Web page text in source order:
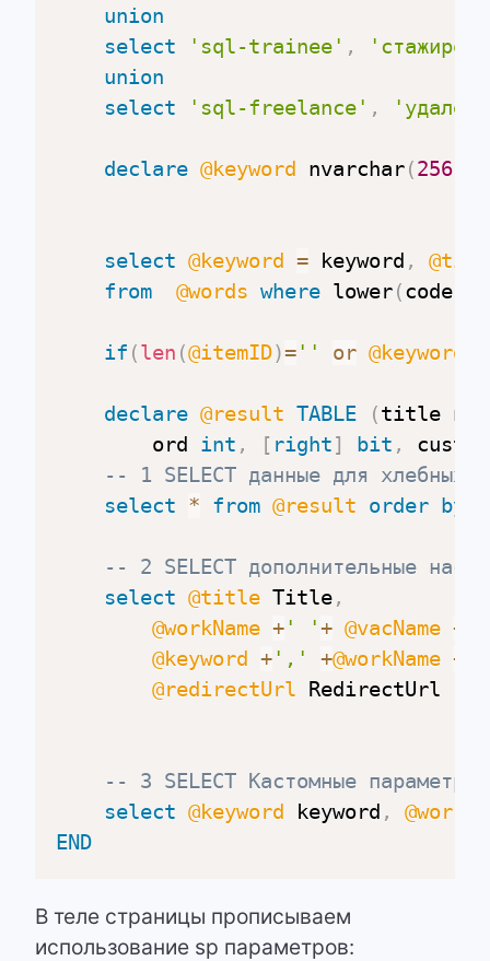
union
select
'sql-trainee' ,
union
select
'sql-freelance' ,
declare @keyword nvarchar(256
select @keyword = keyword ,
from
@words where lower(code
if (len (@itemID)='' or @keyword
declare @result TABLE (title
		ord
int , [ right] bit ,
-- 1 SELECT данные для
select * from @result order by
-- 2 SELECT дополнительные
select @title Title,
@workName +' '+ @vacName +
@keyword +',' +@workName +
@redirectUrl RedirectUrl
-- 3 SELECT Кастомные
select @keyword keyword ,
END
В теле страницы прописываем
использование sp параметров: